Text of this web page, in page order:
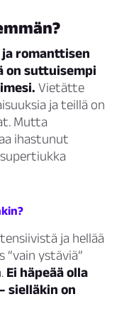
romanttisen
on suttuisempi
Vietätte
ja teillä on
Mutta
ihastunut
ja hellää
ystäviä”
Ei häpeää olla
sielläkin on